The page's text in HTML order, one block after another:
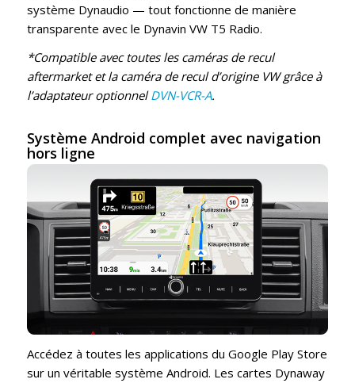
système Dynaudio — tout fonctionne de manière
transparente avec le Dynavin VW T5 Radio.
*Compatible avec toutes les caméras de recul
aftermarket et la caméra de recul d’origine VW grâce à
l’adaptateur optionnelDVN-VCR-A.
Système Android complet avec navigation
hors ligne
Accédez à toutes les applications du Google Play Store
sur un véritable système Android. Les cartes Dynaway